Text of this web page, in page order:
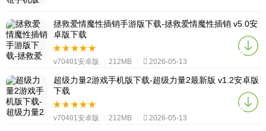
拯救爱情魔性插销手游版下载-拯救爱情魔性插销 v5.0安
卓版下载
v70401安卓版 212MB 2026-05-13
超级力量2游戏手机版下载-超级力量2最新版 v1.2安卓版
下载
v70401安卓版 212MB 2026-05-13